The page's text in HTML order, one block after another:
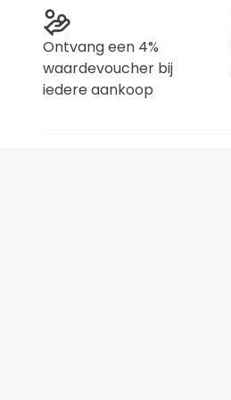
Ontvang een 4%
waardevoucher bij
iedere aankoop